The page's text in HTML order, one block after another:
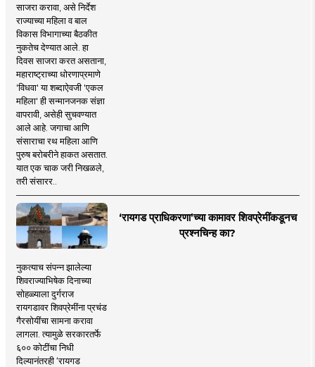
साजरा करावा, असे निर्देश
राज्याच्या महिला व बाल
विकास विभागाच्या बैठकीत
नुकतेच देण्यात आले. हा
दिवस साजरा करत असताना,
महाराष्ट्राच्या धोरणाप्रमाणे
'विधवा' या शब्दाऐवजी 'एकल
महिला' ही सन्मानजनक संज्ञा
वापरावी, असेही सुचवण्यात
आले आहे. जगाचा आणि
संसाराचा रथ महिला आणि
पुरुष बरोबरीने हाकत असतात.
यात एक चाक जरी निखळले,
तरी संसारर..
‘रायगड प्राधिकरणा’च्या कामावर शिवप्रेमींकडूनच
प्रश्नचिन्ह का?
नुकत्याच संपन्न झालेल्या
शिवराज्याभिषेक दिनाच्या
सोहळ्याला दुर्गराज
रायगडावर शिवप्रेमींना प्रचंड
गैरसोयींचा सामना करावा
लागला. त्यामुळे सरकारतर्फे
६०० कोटींचा निधी
दिल्यानंतरही ‘रायगड